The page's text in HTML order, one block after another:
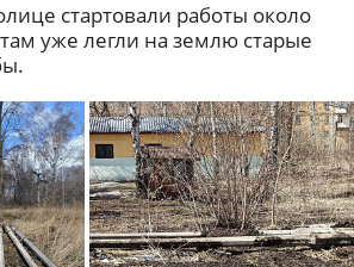
стартовали работы около
уже легли на землю старые